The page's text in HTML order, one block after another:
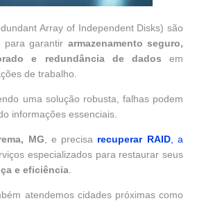
Array of Independent Disks) são
para garantir armazenamento seguro,
e redundância de dados em
de trabalho.
uma solução robusta, falhas podem
informações essenciais.
MG , e precisa recuperar RAID, a
especializados para restaurar seus
e eficiência
atendemos cidades próximas como